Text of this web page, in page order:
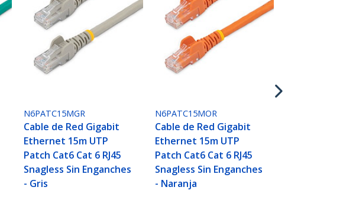
N6PATC15MGR
Cable de Red Gigabit
Ethernet 15m UTP
Patch Cat6 Cat 6 RJ45
Snagless Sin Enganches
- Gris
N6PATC15MOR
Cable de Red Gigabit
Ethernet 15m UTP
Patch Cat6 Cat 6 RJ45
Snagless Sin Enganches
- Naranja